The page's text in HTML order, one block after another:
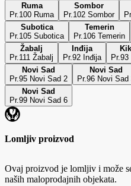
Ruma
Pr.100 Ruma
Sombor
Pr.102 Sombor
Subotica
Pr.105 Subotica
Temerin
Pr.106 Temerin
Žabalj
Pr.111 Žabalj
Inđija
Pr.92 Inđija
Novi Sad
Pr.95 Novi Sad 2
Novi Sad
Pr.96 Novi Sad
Novi Sad
Pr.99 Novi Sad 6
Lomljiv proizvod
Ovaj proizvod je lomljiv i može
naših maloprodajnih objekata.